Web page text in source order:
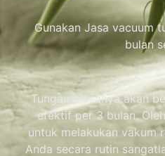
Gunakan Jasa vacuum
bulan
Tungau biasanya akan
efektif per 3 bulan.
untuk melakukan vakum
Anda secara rutin